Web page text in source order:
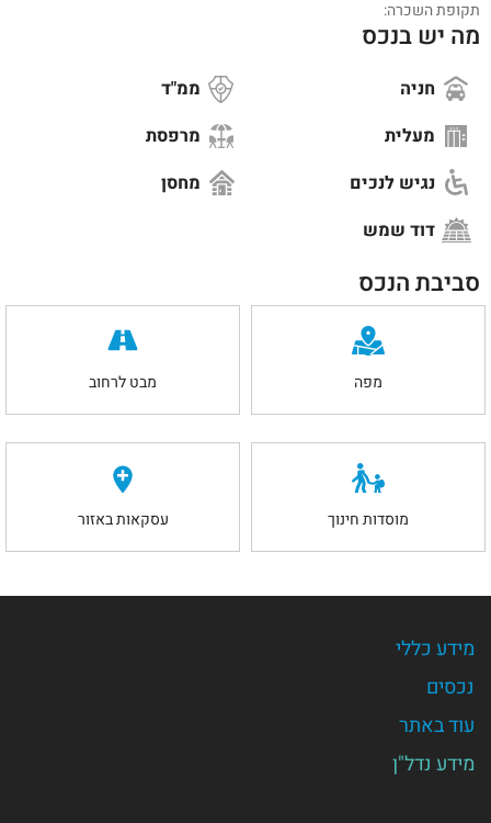
תקופת השכרה:
מה יש בנכס
חניה
ממ"ד
מעלית
מרפסת
נגיש לנכים
מחסן
דוד שמש
סביבת הנכס
מפה מבט לרחוב
מוסדות חינוך עסקאות באזור
מידע כללי
נכסים
עוד באתר
מידע נדל"ן